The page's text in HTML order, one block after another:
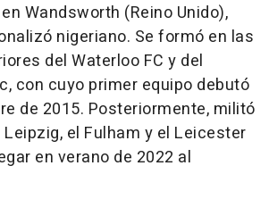
Wandsworth (Reino Unido),
nigeriano. Se formó en las
del Waterloo FC y del
con cuyo primer equipo debutó
de 2015. Posteriormente, militó
Leipzig, el Fulham y el Leicester
en verano de 2022 al